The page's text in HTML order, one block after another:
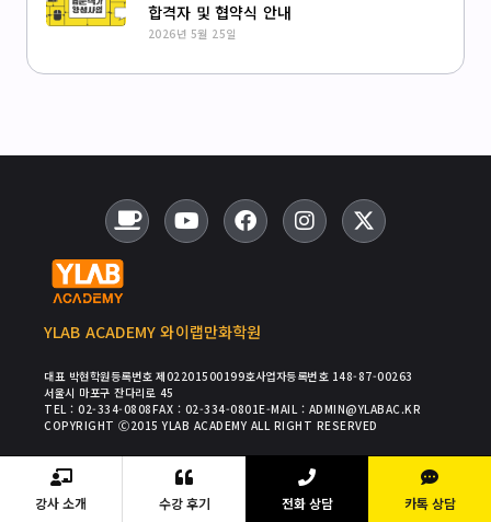
합격자 및 협약식 안내
2026년 5월 25일
YLAB ACADEMY 와이랩만화학원
대표 박현학원등록번호 제02201500199호사업자등록번호 148-87-00263
서울시 마포구 잔다리로 45
TEL : 02-334-0808FAX : 02-334-0801E-MAIL : ADMIN@YLABAC.KR
COPYRIGHT Ⓒ2015 YLAB ACADEMY ALL RIGHT RESERVED
강사 소개 수강 후기 전화 상담 카톡 상담